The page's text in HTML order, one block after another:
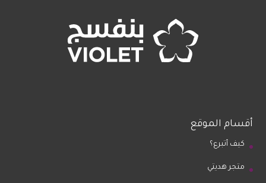
أقسام الموقع
كيف أتبرع؟
متجر هديتي